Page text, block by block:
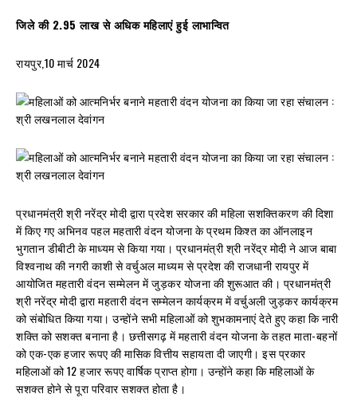
जिले की 2.95 लाख से अधिक महिलाएं हुई लाभान्वित
रायपुर,10 मार्च 2024
प्रधानमंत्री श्री नरेंद्र मोदी द्वारा प्रदेश सरकार की महिला सशक्तिकरण की दिशा
में किए गए अभिनव पहल महतारी वंदन योजना के प्रथम किश्त का ऑनलाइन
भुगतान डीबीटी के माध्यम से किया गया। प्रधानमंत्री श्री नरेंद्र मोदी ने आज बाबा
विश्वनाथ की नगरी काशी से वर्चुअल माध्यम से प्रदेश की राजधानी रायपुर में
आयोजित महतारी वंदन सम्मेलन में जुड़कर योजना की शुरूआत की। प्रधानमंत्री
श्री नरेंद्र मोदी द्वारा महतारी वंदन सम्मेलन कार्यक्रम में वर्चुअली जुड़कर कार्यक्रम
को संबोधित किया गया। उन्होंने सभी महिलाओं को शुभकामनाएं देते हुए कहा कि नारी
शक्ति को सशक्त बनाना है। छत्तीसगढ़ में महतारी वंदन योजना के तहत माता-बहनों
को एक-एक हजार रूपए की मासिक वित्तीय सहायता दी जाएगी। इस प्रकार
महिलाओं को 12 हजार रूपए वार्षिक प्राप्त होगा। उन्होंने कहा कि महिलाओं के
सशक्त होने से पूरा परिवार सशक्त होता है।